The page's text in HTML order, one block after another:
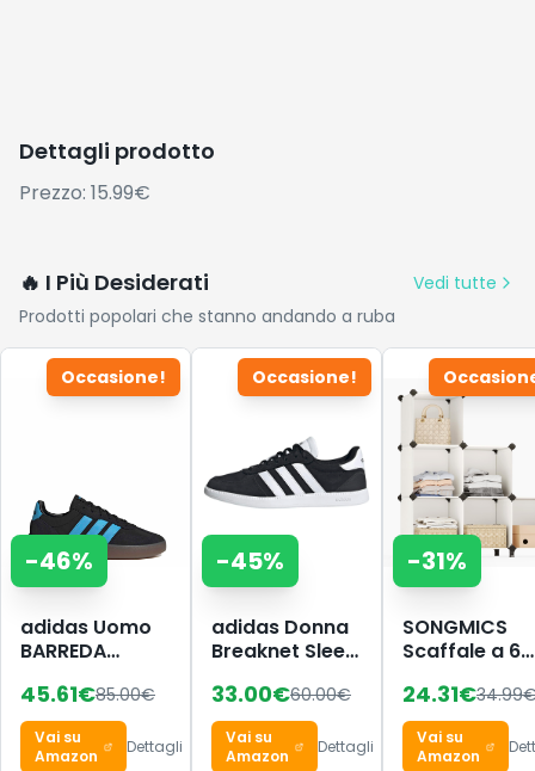
Dettagli prodotto
Prezzo: 15.99€
🔥 I Più Desiderati
Vedi tutte
Prodotti popolari che stanno andando a ruba
Occasione!
-46%
adidas Uomo
BARREDA
Core
Black/Lucid
Aquamarine/GUM5,
45.61€85.00€
Vai su
Amazon
Dettagli
Occasione!
-45%
adidas Donna
Breaknet Sleek
Black/Ftwr
White/Core
Black, 38 EU
33.00€60.00€
Vai su
Amazon
Dettagli
-31%
SONGMICS
Scaffale a 6
Modulare,
Portaoggetti
24.31€34.99
Vai su
Amazon